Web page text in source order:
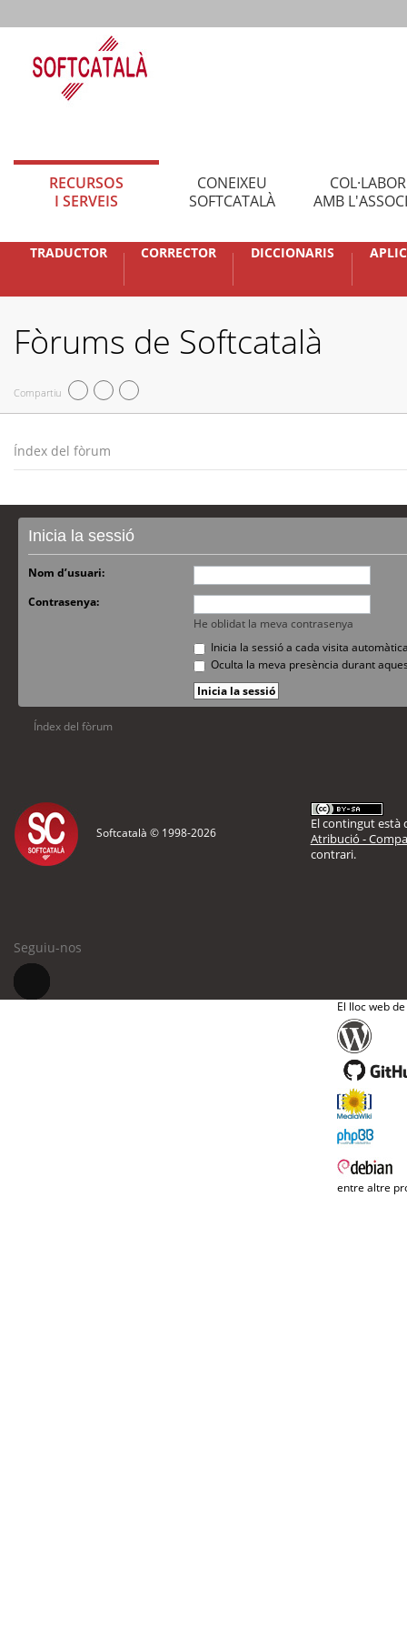
RECURSOS
I SERVEIS
CONEIXEU
SOFTCATALÀ
AMB
TRADUCTOR CORRECTOR DICCIONARIS
Fòrums de Softcatalà
Compartiu
Índex del fòrum
Inicia la sessió
Nom d’usuari:
Contrasenya:
He oblidat la meva contrasenya
Inicia la sessió a cada visita
Oculta la meva presència durant
Índex del fòrum
Softcatalà © 1998-2026
El contingut està
Atribució -
contrari.
Seguiu-nos
El lloc web
entre altre